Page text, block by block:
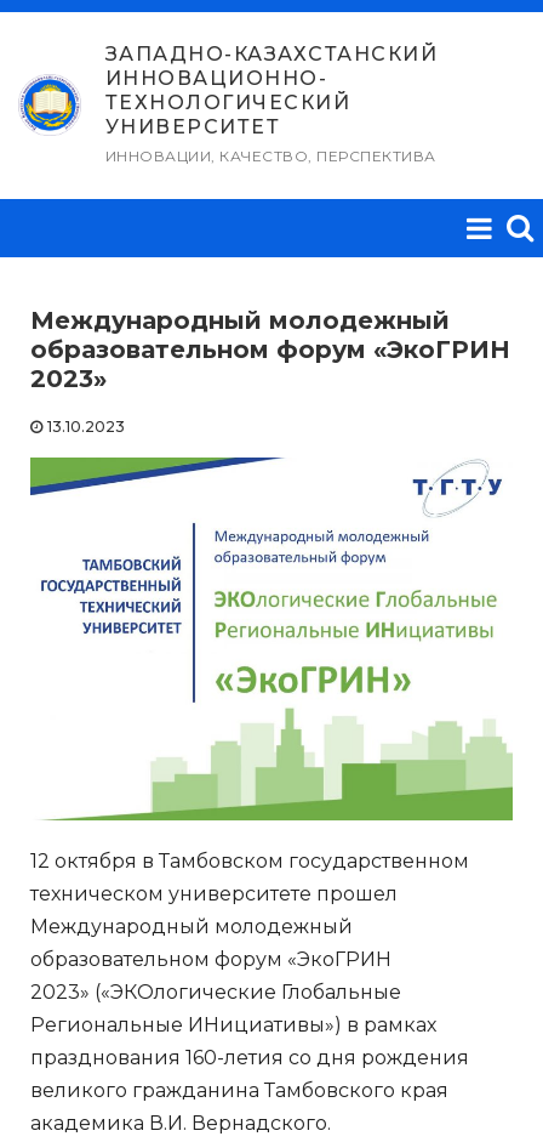
Перейти
содержимому
ЗАПАДНО-КАЗАХСТАНСКИЙ
ИННОВАЦИОННО-
ТЕХНОЛОГИЧЕСКИЙ
УНИВЕРСИТЕТ
ИННОВАЦИИ, КАЧЕСТВО, ПЕРСПЕКТИВА
Международный молодежный
образовательном форум «ЭкоГРИН
2023»
13.10.2023
12 октября в Тамбовском государственном
техническом университете прошел
Международный молодежный
образовательном форум «ЭкоГРИН
2023» («ЭКОлогические Глобальные
Региональные ИНициативы») в рамках
празднования 160-летия со дня рождения
великого гражданина Тамбовского края
академика В.И. Вернадского.